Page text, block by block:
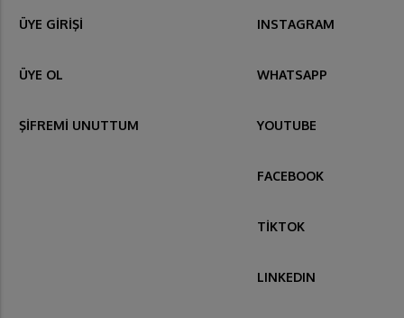
ÜYE GİRİŞİ
ÜYE OL
ŞİFREMİ UNUTTUM
INSTAGRAM
WHATSAPP
YOUTUBE
FACEBOOK
TİKTOK
LINKEDIN